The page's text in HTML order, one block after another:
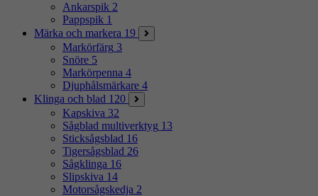
Ankarspik 2
Pappspik 1
Märka och markera 19
Markörfärg 3
Snöre 5
Markörpenna 4
Djuphålsmärkare 4
Klinga och blad 120
Kapskiva 32
Sågblad multiverktyg 13
Sticksågsblad 16
Tigersågsblad 26
Sågklinga 16
Slipskiva 14
Motorsågskedja 2